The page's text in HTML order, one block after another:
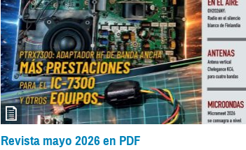
Revista mayo 2026 en PDF